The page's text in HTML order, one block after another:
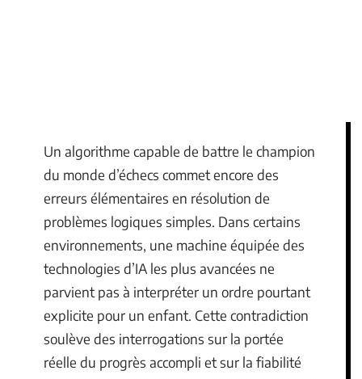
Un algorithme capable de battre le champion
du monde d’échecs commet encore des
erreurs élémentaires en résolution de
problèmes logiques simples. Dans certains
environnements, une machine équipée des
technologies d’IA les plus avancées ne
parvient pas à interpréter un ordre pourtant
explicite pour un enfant. Cette contradiction
soulève des interrogations sur la portée
réelle du progrès accompli et sur la fiabilité